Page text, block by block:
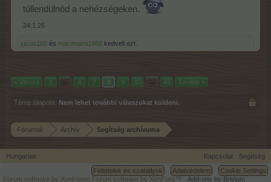
túllendülnöd a nehézségeken.
24.1.26
jucus100 és macimami1958 kedveli ezt.
< Vissza 1 ← 6 7 8 9 10 → 45 Tovább >
Téma állapota: Nem lehet további válaszokat küldeni.
Fórumok Archív Segítség archívuma
Hungarian Kapcsolat
Segítség
Feltételek és szabályok
Adatvédelem
Cookie Settings
Forum software by XenForo ® Forum software by XenForo™ Add-ons by Brivium